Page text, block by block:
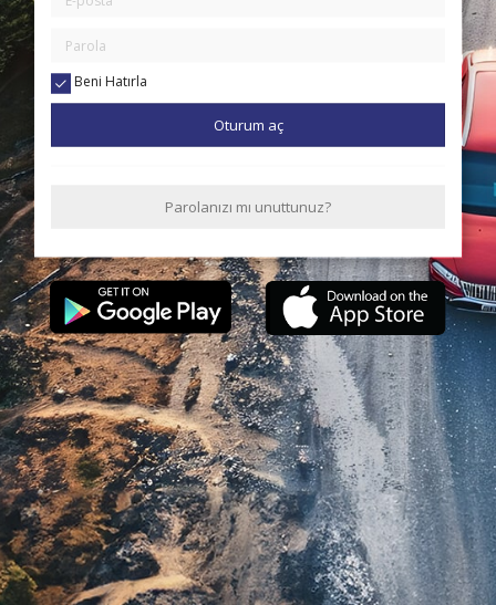
Beni Hatırla
Oturum aç
Parolanızı mı unuttunuz?